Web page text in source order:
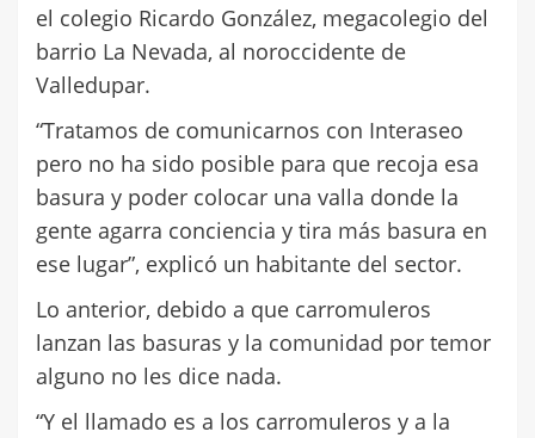
el colegio Ricardo González, megacolegio del
barrio La Nevada, al noroccidente de
Valledupar.
“Tratamos de comunicarnos con Interaseo
pero no ha sido posible para que recoja esa
basura y poder colocar una valla donde la
gente agarra conciencia y tira más basura en
ese lugar”, explicó un habitante del sector.
Lo anterior, debido a que carromuleros
lanzan las basuras y la comunidad por temor
alguno no les dice nada.
“Y el llamado es a los carromuleros y a la